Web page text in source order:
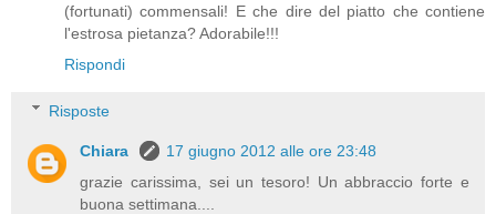
(fortunati) commensali! E che dire del piatto che contiene
l'estrosa pietanza? Adorabile!!!
Rispondi
Risposte
Chiara
17 giugno 2012 alle ore 23:48
grazie carissima, sei un tesoro! Un abbraccio forte e
buona settimana....